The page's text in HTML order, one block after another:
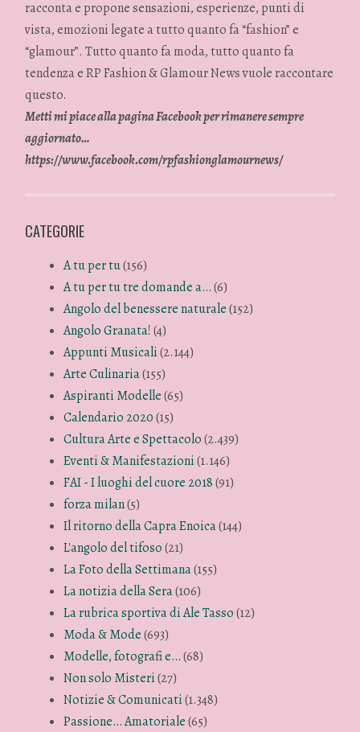
racconta e propone sensazioni, esperienze, punti di
vista, emozioni legate a tutto quanto fa “fashion” e
“glamour”. Tutto quanto fa moda, tutto quanto fa
tendenza e RP Fashion & Glamour News vuole raccontare
questo.
Metti mi piace alla pagina Facebook per rimanere sempre
aggiornato…
https://www.facebook.com/rpfashionglamournews/
CATEGORIE
A tu per tu(156)
A tu per tu tre domande a…(6)
Angolo del benessere naturale(152)
Angolo Granata!(4)
Appunti Musicali(2.144)
Arte Culinaria(155)
Aspiranti Modelle(65)
Calendario 2020(15)
Cultura Arte e Spettacolo(2.439)
Eventi & Manifestazioni(1.146)
FAI - I luoghi del cuore 2018(91)
forza milan(5)
Il ritorno della Capra Enoica(144)
L'angolo del tifoso(21)
La Foto della Settimana(155)
La notizia della Sera(106)
La rubrica sportiva di Ale Tasso(12)
Moda & Mode(693)
Modelle, fotografi e…(68)
Non solo Misteri(27)
Notizie & Comunicati(1.348)
Passione… Amatoriale(65)